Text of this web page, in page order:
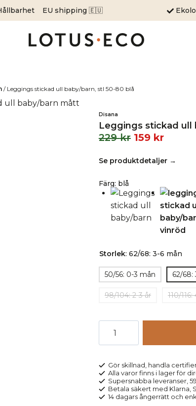
EU shipping 🇪🇺
/ Leggings stickad ull baby/barn, stl 50-80 blå
Disana
Leggings stickad ull
229kr 159 kr
Se produktdetaljer →
Färg: blå
Storlek: 62/68: 3-6 mån
50/56: 0-3 mån 62/68:
98/104: 2-3 år 110/116:
stickad
baby/barn,
stl
50-
80
Gör skillnad, handla
Alla varor finns i lager för
Supersnabba leveranser,
Betala säkert med Klarna,
14 dagars ångerrätt och